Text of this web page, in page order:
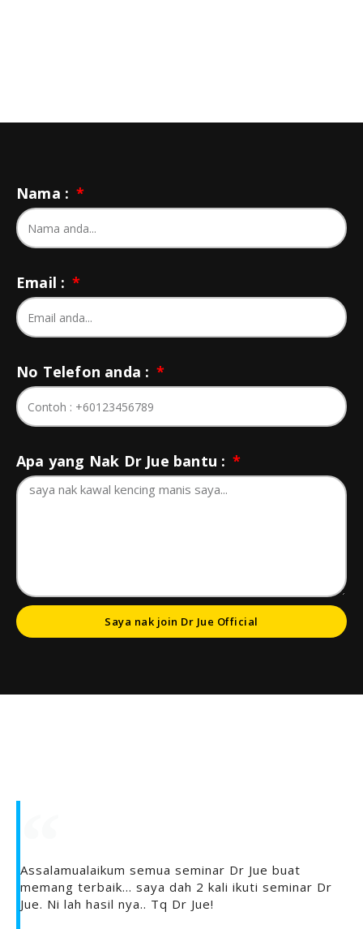
Nama :
Email :
No Telefon anda :
Apa yang Nak Dr Jue bantu :
Saya nak join Dr Jue Official
Assalamualaikum semua seminar Dr Jue buat
memang terbaik... saya dah 2 kali ikuti seminar Dr
Jue. Ni lah hasil nya.. Tq Dr Jue!